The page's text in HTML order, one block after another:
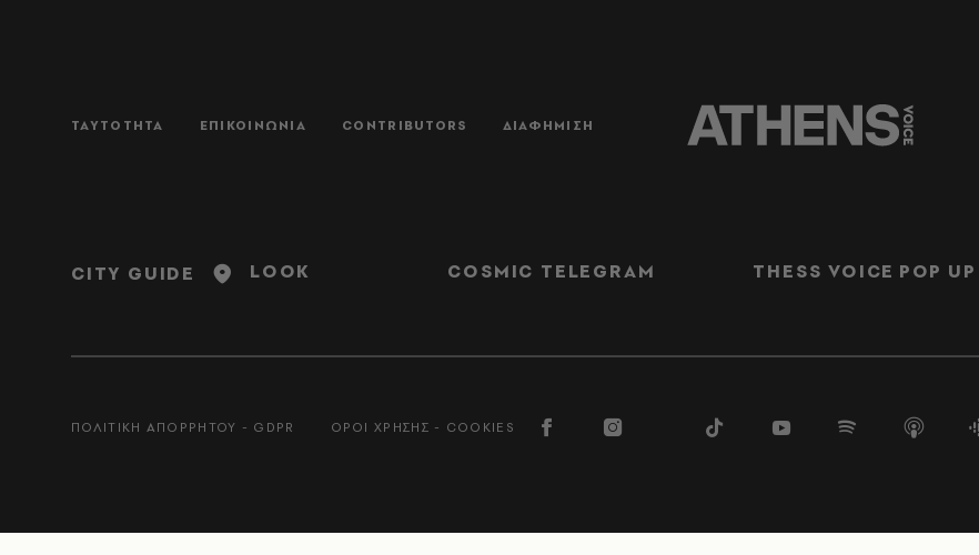
ΤΑΥΤΟΤΗΤΑ ΕΠΙΚΟΙΝΩΝΙΑ CONTRIBUTORS ΔΙΑΦΗΜΙΣΗ
CITY GUIDE LOOK COSMIC TELEGRAM THESS VOICE POP UP
ΠΟΛΙΤΙΚΗ ΑΠΟΡΡΗΤΟΥ - GDPR ΟΡΟΙ ΧΡΗΣΗΣ - COOKIES